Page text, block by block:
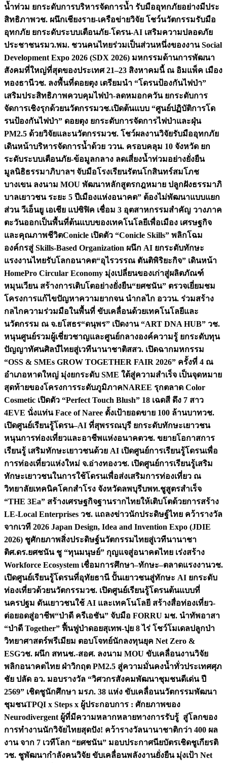
น้ำท่วม ยกระดับการบริหารจัดการน้ำ รับมืออุทกภัยอย่างมีประ
สิทธิภาพวช. ผนึกเชียงราย-เครือข่ายวิจัย โชว์นวัตกรรมรับมือ
อุทกภัย ยกระดับระบบเตือนภัย-โดรน-AI เสริมความปลอดภัย
ประชาชนรมว.พม. ชวนคนไทยร่วมเป็นส่วนหนึ่งของงาน Social
Development Expo 2026 (SDX 2026) มหกรรมด้านการพัฒนา
สังคมที่ใหญ่ที่สุดของประเทศ 21–23 สิงหาคมนี้ ณ อิมแพ็ค เมือง
ทองธานีวช. ลงพื้นที่ดอยตุง เตรียมนำ “โดรนป้องกันไฟป่า”
เสริมประสิทธิภาพควบคุมไฟป่า-ลดหมอกควัน ยกระดับการ
จัดการเชิงรุกด้วยนวัตกรรมวช.เปิดต้นแบบ “ศูนย์ปฏิบัติการโด
รนป้องกันไฟป่า” ดอยตุง ยกระดับการจัดการไฟป่าและฝุ่น
PM2.5 ด้วยวิจัยและนวัตกรรมวช. โชว์ผลงานวิจัยรับมืออุทกภัย
เดินหน้าบริหารจัดการน้ำด้วย ววน. ครอบคลุม 10 จังหวัด ยก
ระดับระบบเตือนภัย-ข้อมูลกลาง ลดเสี่ยงน้ำท่วมอย่างยั่งยืน
มูลนิธิธรรมาภิบาลฯ จับมือโรงเรียนรัตนโกสินทร์สมโภช
บางเขน ลงนาม MOU พัฒนาหลักสูตรกฎหมาย ปลูกฝังธรรมาภิ
บาลเยาวชน ระยะ 5 ปีเมืองแห่งอนาคต” ต้องไม่พัฒนาแบบแยก
ส่วน วีเอ็นยู เอเชีย แปซิฟิค เชื่อม 3 อุตสาหกรรมสำคัญ วางภาค
ตะวันออกเป็นพื้นที่ต้นแบบของเทคโนโลยีเพื่อเมือง เศรษฐกิจ
และคุณภาพชีวิตConicle เปิดตัว “Conicle Skills” พลิกโฉม
องค์กรสู่ Skills-Based Organization ผนึก AI ยกระดับทักษะ
แรงงานไทยรับโลกอนาคต“อุไรวรรณ ตันติพิริยะกิจ” เดินหน้า
HomePro Circular Economy มุ่งเปลี่ยนของเก่าสู่ผลิตภัณฑ์
หมุนเวียน สร้างการเติบโตอย่างยั่งยืน“ยศชนัน” ตรวจเยี่ยมชม
โครงการแก้ไขปัญหาความยากจน นำกลไก อววน. ร่วมสร้าง
กลไกความร่วมมือในพื้นที่ ขับเคลื่อนด้วยเทคโนโลยีและ
นวัตกรรม ณ จ.ยโสธร“ดนุพร” เปิดงาน “ART DNA HUB” วช.
หนุนศูนย์รวมผู้เชี่ยวชาญและศูนย์กลางองค์ความรู้ ยกระดับทุน
ปัญญาทัศนศิลป์ไทยสู่เวทีนานาชาติสสว. เปิดฉากมหกรรม
“OSS & SMEs GROW TOGETHER FAIR 2026” ครั้งที่ 4 ณ
อำเภอหาดใหญ่ มุ่งยกระดับ SME ใต้สู่ความสำเร็จ เป็นจุดหมาย
สุดท้ายของโครงการระดับภูมิภาคNAREE รุกตลาด Color
Cosmetic เปิดตัว “Perfect Touch Blush” 18 เฉดสี ดึง 7 สาว
4EVE นั่งแท่น Face of Naree ตั้งเป้ายอดขาย 100 ล้านบาทวช.
เปิดศูนย์เรียนรู้โดรน–AI ที่สุพรรณบุรี ยกระดับทักษะเยาวชน
หนุนการท่องเที่ยวและอาชีพแห่งอนาคตวช. ขยายโอกาสการ
เรียนรู้ เสริมทักษะเยาวชนด้วย AI เปิดศูนย์การเรียนรู้โดรนเพื่อ
การท่องเที่ยวแห่งใหม่ จ.อ่างทองวช. เปิดศูนย์การเรียนรู้เสริม
ทักษะเยาวชนในการใช้โดรนเพื่อส่งเสริมการท่องเที่ยว ณ
วิทยาลัยเทคนิคโคกสำโรง จังหวัดลพบุรีบพท.ชูสูตรสำเร็จ
“THE 3Ea” สร้างเศรษฐกิจฐานรากไทยให้เติบโตด้วยการสร้าง
LE-Local Enterprises วช. แถลงข่าวนักประดิษฐ์ไทย คว้ารางวัล
จากเวที 2026 Japan Design, Idea and Invention Expo (JDIE
2026) ชูศักยภาพสิ่งประดิษฐ์นวัตกรรมไทยสู่เวทีนานาชา
ติศ.ดร.ยศชนัน ชู “ทุนมนุษย์” กุญแจสู่อนาคตไทย เร่งสร้าง
Workforce Ecosystem เชื่อมการศึกษา–ทักษะ–ตลาดแรงงานวช.
เปิดศูนย์เรียนรู้โดรนที่อุทัยธานี ปั้นเยาวชนสู่ทักษะ AI ยกระดับ
ท่องเที่ยวด้วยนวัตกรรมวช. เปิดศูนย์เรียนรู้โดรนต้นแบบที่
นครปฐม ดันเยาวชนใช้ AI และเทคโนโลยี สร้างสื่อท่องเที่ยว-
ต่อยอดสู่อาชีพ“ป่าดี ครีเอชัน” จับมือ FORRU มช. นำทัพอาสา
“ป่าดี Together” ฟื้นฟูป่าดอยสุเทพ-ปุย 8 ไร่ โชว์โมเดลปลูกป่า
วิทยาศาสตร์พรีเมียม ตอบโจทย์นักลงทุนยุค Net Zero &
ESGวช. ผนึก สทนช.-สอศ. ลงนาม MOU ขับเคลื่อนงานวิจัย
พลิกอนาคตไทย ฝ่าวิกฤต PM2.5 สู่ความมั่นคงน้ำทั่วประเทศศุภ
ชัย ปลัด อว. มอบรางวัล “วิศวกรสังคมพัฒนาชุมชนดีเด่น ปี
2569” เชิดชูนักศึกษา มรภ. 38 แห่ง ขับเคลื่อนนวัตกรรมพัฒนา
ชุมชนTPQI x Steps x ผู้ประกอบการ : ศักยภาพของ
Neurodivergent ผู้ที่มีความหลากหลายทางการรับรู้ สู่โลกของ
การทำงานนักวิจัยไทยสุดปัง! คว้ารางวัลนานาชาติกว่า 400 ผล
งาน จาก 7 เวทีโลก “ยศชนัน” มอบประกาศนียบัตรเชิดชูเกียรติ
วช. ชูพัฒนากำลังคนวิจัย ขับเคลื่อนพลังงานยั่งยืน มุ่งเป้า Net